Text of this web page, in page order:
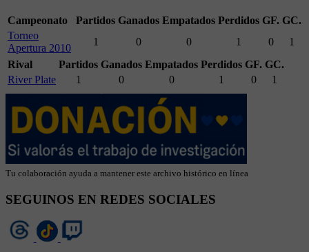
Campeonato Partidos Ganados Empatados Perdidos GF. GC.
Torneo
Apertura 2010
1 0 0 1 0
1
Rival
Partidos Ganados Empatados Perdidos GF. GC.
River Plate
1 0 0 1 0 1
Tu colaboración ayuda a mantener este archivo histórico en línea
SEGUINOS EN REDES SOCIALES